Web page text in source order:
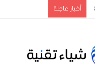
أخبار عاجلة